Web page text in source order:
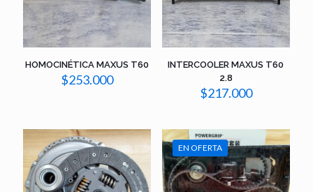
HOMOCINÉTICA MAXUS T60
$253.000
INTERCOOLER MAXUS T60
2.8
$217.000
EN OFERTA